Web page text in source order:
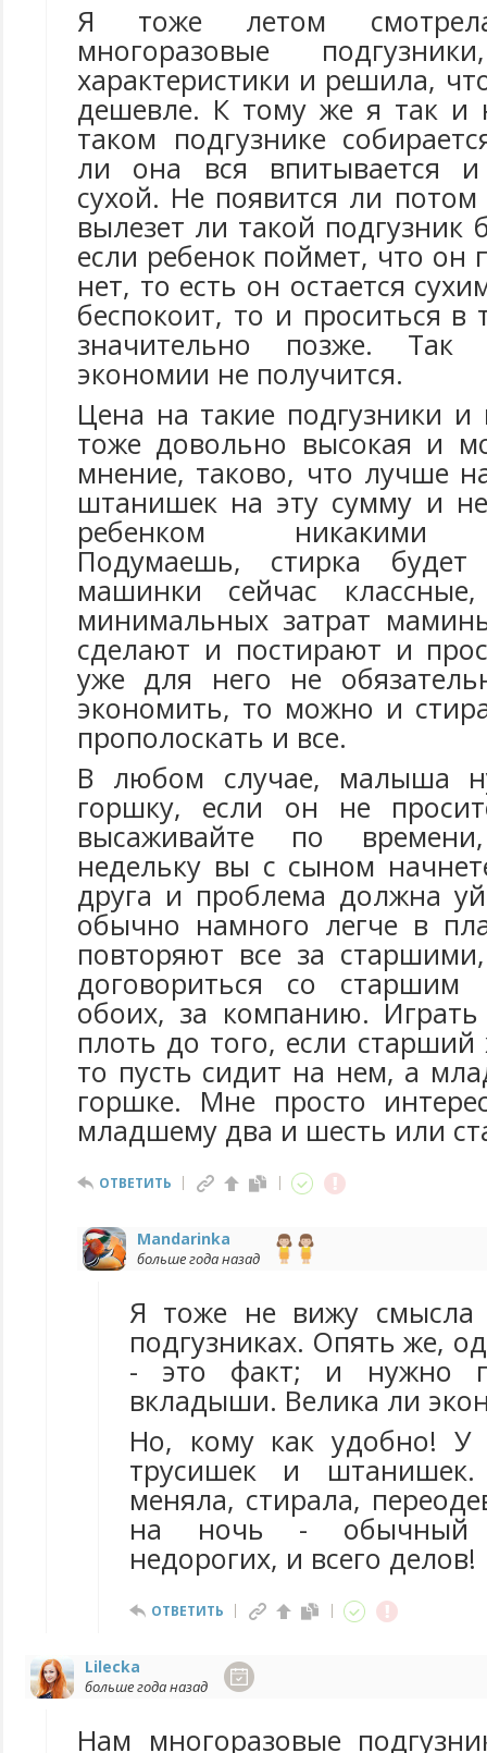
Я тоже летом
многоразовые
характеристики и решила,
дешевле. К тому же я так и
таком подгузнике
ли она вся впитывается
сухой. Не появится ли
вылезет ли такой подгузник
если ребенок поймет, что он
нет, то есть он остается
беспокоит, то и проситься в
значительно позже. Так
экономии не получится.
Цена на такие подгузники
тоже довольно высокая и
мнение, таково, что лучше
штанишек на эту сумму и
ребенком никакими
Подумаешь, стирка
машинки сейчас
минимальных затрат
сделают и постирают и
уже для него не
экономить, то можно и
прополоскать и все.
В любом случае, малыша
горшку, если он не
высаживайте по
недельку вы с сыном
друга и проблема должна
обычно намного легче в
повторяют все за
договориться со старшим
обоих, за компанию.
плоть до того, если старший
то пусть сидит на нем, а
горшке. Мне просто
младшему два и шесть или
ОТВЕТИТЬ
Mandarinka
больше года назад
Я тоже не вижу смысла
подгузниках. Опять же,
- это факт; и нужно
вкладыши. Велика ли
Но, кому как удобно! У
трусишек и
меняла, стирала,
на ночь - обычный
недорогих, и всего делов!
ОТВЕТИТЬ
Lilecka
больше года назад
Нам многоразовые